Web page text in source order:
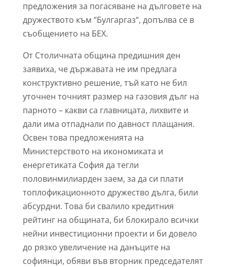
предложения за погасяване на дълговете на
дружеството към “Булгаргаз“, допълва се в
съобщението на БЕХ.
От Столичната община предишния ден
заявиха, че държавата не им предлага
конструктивно решение, тъй като не бил
уточнен точният размер на газовия дълг на
парното – какви са главницата, лихвите и
дали има отпаднали по давност плащания.
Освен това предложенията на
Министерството на икономиката и
енергетиката София да тегли
половинмилиарден заем, за да си плати
топлофикационното дружество дълга, били
абсурдни. Това би свалило кредитния
рейтинг на общината, би блокирало всички
нейни инвестиционни проекти и би довело
до рязко увеличение на данъците на
софиянци, обяви във вторник председателят